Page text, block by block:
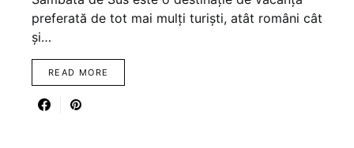
preferată de tot mai mulți turiști, atât români cât
și…
READ MORE